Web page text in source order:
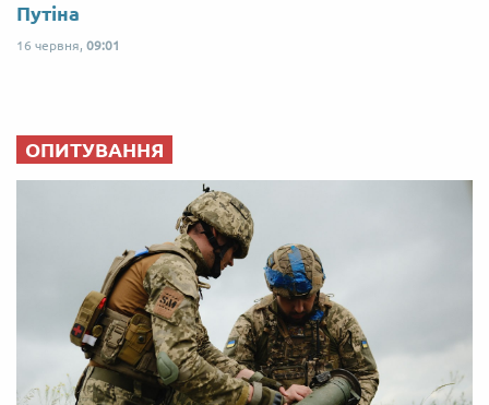
Путіна
16 червня, 09:01
ОПИТУВАННЯ